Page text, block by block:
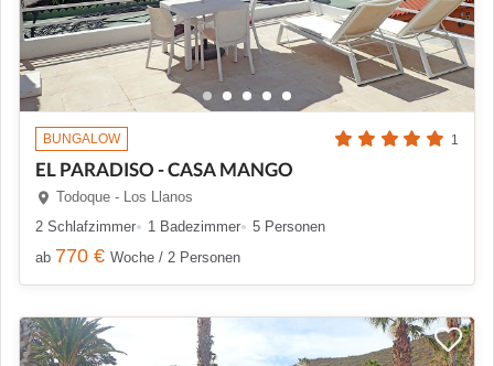
BUNGALOW 1
EL PARADISO - CASA MANGO
Todoque - Los Llanos
2 Schlafzimmer
1 Badezimmer
5 Personen
ab 770 € Woche / 2 Personen